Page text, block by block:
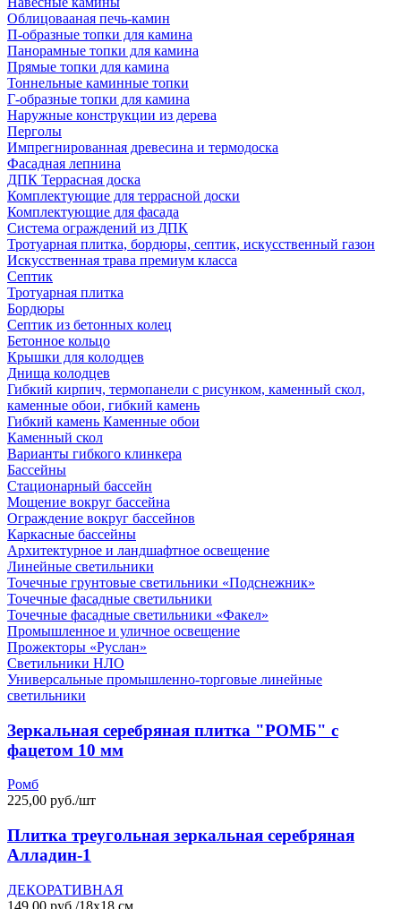
Облицовааная печь-камин
П-образные топки для камина
Панорамные топки для камина
Прямые топки для камина
Тоннельные каминные топки
Г-образные топки для камина
Наружные конструкции из дерева
Перголы
Импрегнированная древесина и термодоска
Фасадная лепнина
ДПК Террасная доска
Комплектующие для террасной доски
Комплектующие для фасада
Система ограждений из ДПК
Тротуарная плитка, бордюры, септик, искусственный газон
Искусственная трава премиум класса
Септик
Тротуарная плитка
Бордюры
Септик из бетонных колец
Бетонное кольцо
Крышки для колодцев
Днища колодцев
Гибкий кирпич, термопанели с рисунком, каменный скол,
каменные обои, гибкий камень
Гибкий камень Каменные обои
Каменный скол
Варианты гибкого клинкера
Бассейны
Стационарный бассейн
Мощение вокруг бассейна
Ограждение вокруг бассейнов
Каркасные бассейны
Архитектурное и ландшафтное освещение
Линейные светильники
Точечные грунтовые светильники «Подснежник»
Точечные фасадные светильники
Точечные фасадные светильники «Факел»
Промышленное и уличное освещение
Прожекторы «Руслан»
Светильники НЛО
Универсальные промышленно-торговые линейные
светильники
Зеркальная серебряная плитка "РОМБ" с
фацетом 10 мм
Ромб
225,00 руб./шт
Плитка треугольная зеркальная серебряная
Алладин-1
ДЕКОРАТИВНАЯ
149,00 руб./18х18 см